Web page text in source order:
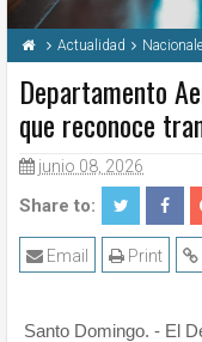
Actualidad
Departamento
que reconoce
junio 08, 2026
Share to:
Print
Email
Santo Domingo. - El